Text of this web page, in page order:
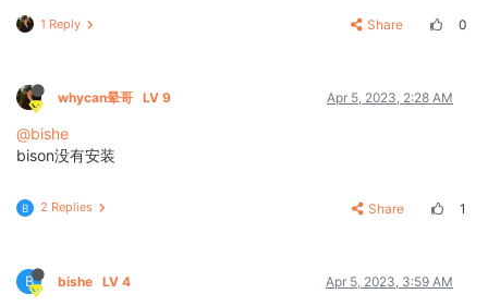
1 Reply Share 0
whycan晕哥 LV 9 Apr 5, 2023, 2:28 AM
@bishe
bison没有安装
B 2 Replies Share 1
B bishe LV 4 Apr 5, 2023, 3:59 AM